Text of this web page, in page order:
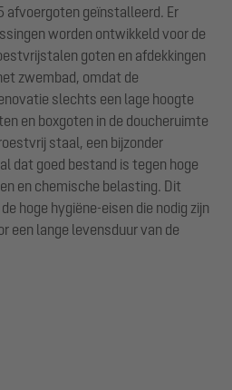
afvoergoten geïnstalleerd. Er
worden ontwikkeld voor de
goten en afdekkingen
zwembad, omdat de
slechts een lage hoogte
en boxgoten in de doucheruimte
staal, een bijzonder
dat goed bestand is tegen hoge
en chemische belasting. Dit
hoge hygiëne-eisen die nodig zijn
een lange levensduur van de